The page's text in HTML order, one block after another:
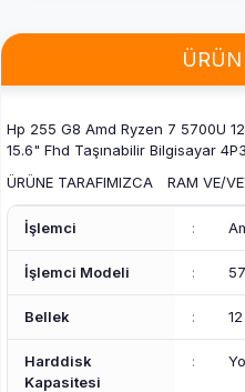
Hp 255 G8 Amd Ryzen 7 5700U
15.6" Fhd Taşınabilir Bilgisayar
ÜRÜNE TARAFIMIZCA RAM VE/
İşlemci :
İşlemci Modeli :
Bellek :
Harddisk
Kapasitesi
: